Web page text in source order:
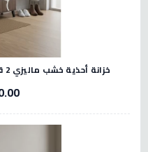
خزانة أحذية خشب ماليزي 2 قسم 5 أدوار - بني غامق ورصاصي